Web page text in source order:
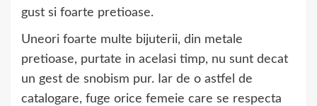
gust si foarte pretioase.
Uneori foarte multe bijuterii, din metale
pretioase, purtate in acelasi timp, nu sunt decat
un gest de snobism pur. Iar de o astfel de
catalogare, fuge orice femeie care se respecta